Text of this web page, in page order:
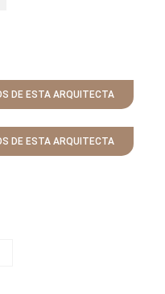
DE ESTA ARQUITECTA
DE ESTA ARQUITECTA